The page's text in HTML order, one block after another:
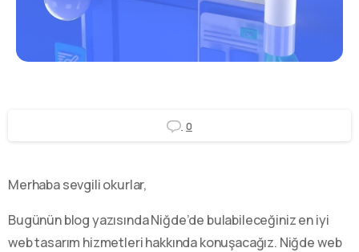
0
Merhaba sevgili okurlar,
Bugünün blog yazısında Niğde’de bulabileceğiniz en iyi
web tasarım hizmetleri hakkında konuşacağız. Niğde web